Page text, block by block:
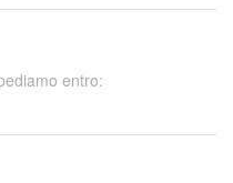
entro: